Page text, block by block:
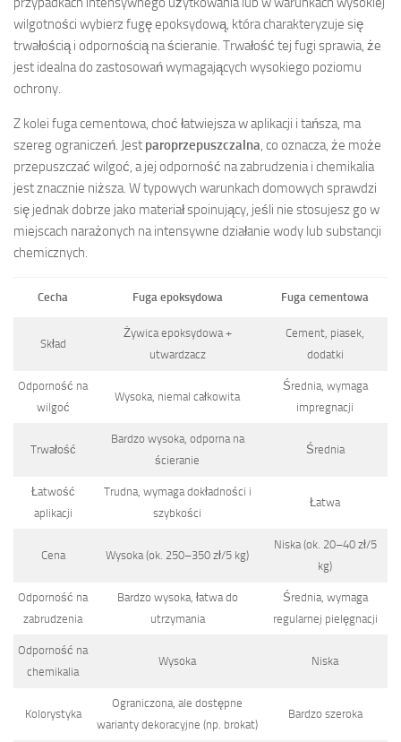
wilgotności wybierz fugę epoksydową, która charakteryzuje się
trwałością i odpornością na ścieranie. Trwałość tej fugi sprawia, że
jest idealna do zastosowań wymagających wysokiego poziomu
ochrony.
Z kolei fuga cementowa, choć łatwiejsza w aplikacji i tańsza, ma
szereg ograniczeń. Jest paroprzepuszczalna , co oznacza, że może
przepuszczać wilgoć, a jej odporność na zabrudzenia i chemikalia
jest znacznie niższa. W typowych warunkach domowych sprawdzi
się jednak dobrze jako materiał spoinujący, jeśli nie stosujesz go w
miejscach narażonych na intensywne działanie wody lub substancji
chemicznych.
Cecha Fuga epoksydowa Fuga cementowa
Skład
Żywica epoksydowa +
utwardzacz
Cement, piasek,
dodatki
Odporność na
wilgoć
Wysoka, niemal całkowita
Średnia, wymaga
impregnacji
Trwałość
Bardzo wysoka, odporna na
ścieranie
Średnia
Łatwość
aplikacji
Trudna, wymaga dokładności i
szybkości
Łatwa
Cena Wysoka (ok. 250–350 zł/5 kg)
Niska (ok. 20–40 zł/5
kg)
Odporność na
zabrudzenia
Bardzo wysoka, łatwa do
utrzymania
Średnia, wymaga
regularnej pielęgnacji
Odporność na
chemikalia
Wysoka Niska
Kolorystyka
Ograniczona, ale dostępne
warianty dekoracyjne (np. brokat)
Bardzo szeroka